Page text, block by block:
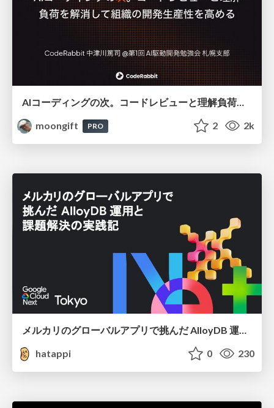
moongift
PRO 2 2k
メルカリのグローバルアプリで挑んだ AlloyDB 運用と課題解決の実践記
hatappi
0 230